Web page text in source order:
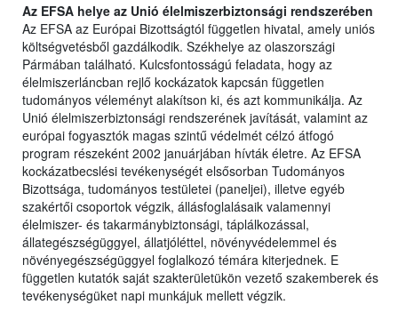
Az EFSA helye az Unió élelmiszerbiztonsági rendszerében
Az EFSA az Európai Bizottságtól független hivatal, amely uniós
költségvetésből gazdálkodik. Székhelye az olaszországi
Pármában található. Kulcsfontosságú feladata, hogy az
élelmiszerláncban rejlő kockázatok kapcsán független
tudományos véleményt alakítson ki, és azt kommunikálja. Az
Unió élelmiszerbiztonsági rendszerének javítását, valamint az
európai fogyasztók magas szintű védelmét célzó átfogó
program részeként 2002 januárjában hívták életre. Az EFSA
kockázatbecslési tevékenységét elsősorban Tudományos
Bizottsága, tudományos testületei (paneljei), illetve egyéb
szakértői csoportok végzik, állásfoglalásaik valamennyi
élelmiszer- és takarmánybiztonsági, táplálkozással,
állategészségüggyel, állatjóléttel, növényvédelemmel és
növényegészségüggyel foglalkozó témára kiterjednek. E
független kutatók saját szakterületükön vezető szakemberek és
tevékenységüket napi munkájuk mellett végzik.